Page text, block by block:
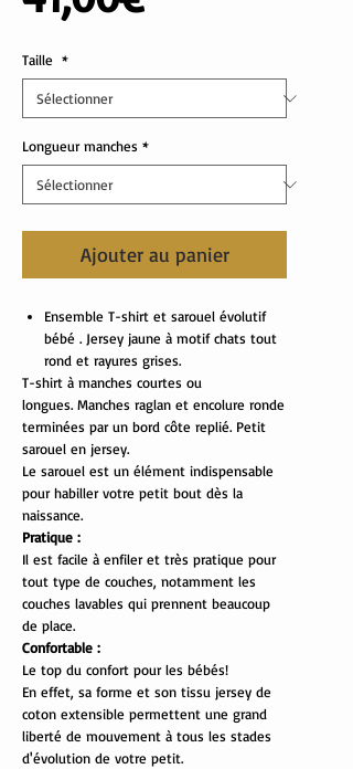
Taille *
Longueur manches *
Ajouter au panier
Ensemble T-shirt et sarouel évolutif
bébé . Jersey jaune à motif chats tout
rond et rayures grises.
T-shirt à manches courtes ou
longues. Manches raglan et encolure ronde
terminées par un bord côte replié. Petit
sarouel en jersey.
Le sarouel est un élément indispensable
pour habiller votre petit bout dès la
naissance.
Pratique :
Il est facile à enfiler et très pratique pour
tout type de couches, notamment les
couches lavables qui prennent beaucoup
de place.
Confortable :
Le top du confort pour les bébés!
En effet, sa forme et son tissu jersey de
coton extensible permettent une grand
liberté de mouvement à tous les stades
d'évolution de votre petit.